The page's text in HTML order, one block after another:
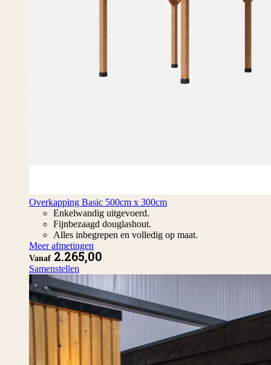
Overkapping Basic 500cm x 300cm
Enkelwandig uitgevoerd.
Fijnbezaagd douglashout.
Alles inbegrepen en volledig op maat.
Meer afmetingen
Vanaf 2.265,00
Samenstellen